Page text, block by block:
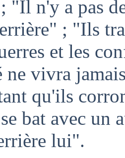
"Il n'y a pas
; "Ils
et les
vivra
qu'ils
bat avec un
lui".